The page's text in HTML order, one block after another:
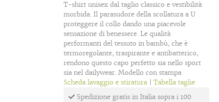
T-shirt unisex dal taglio classico e vestibilità
morbida. Il parasudore della scollatura a U
proteggere il collo dando una piacevole
sensazione di benessere. Le qualità
performanti del tessuto in bambù, che è
termoregolante, traspirante e antibatterico,
rendono questo capo perfetto sia nello sport
sia nel dailywear. Modello con stampa
Scheda lavaggio e stiratura |Tabella taglie
Spedizione gratis in Italia sopra i 100